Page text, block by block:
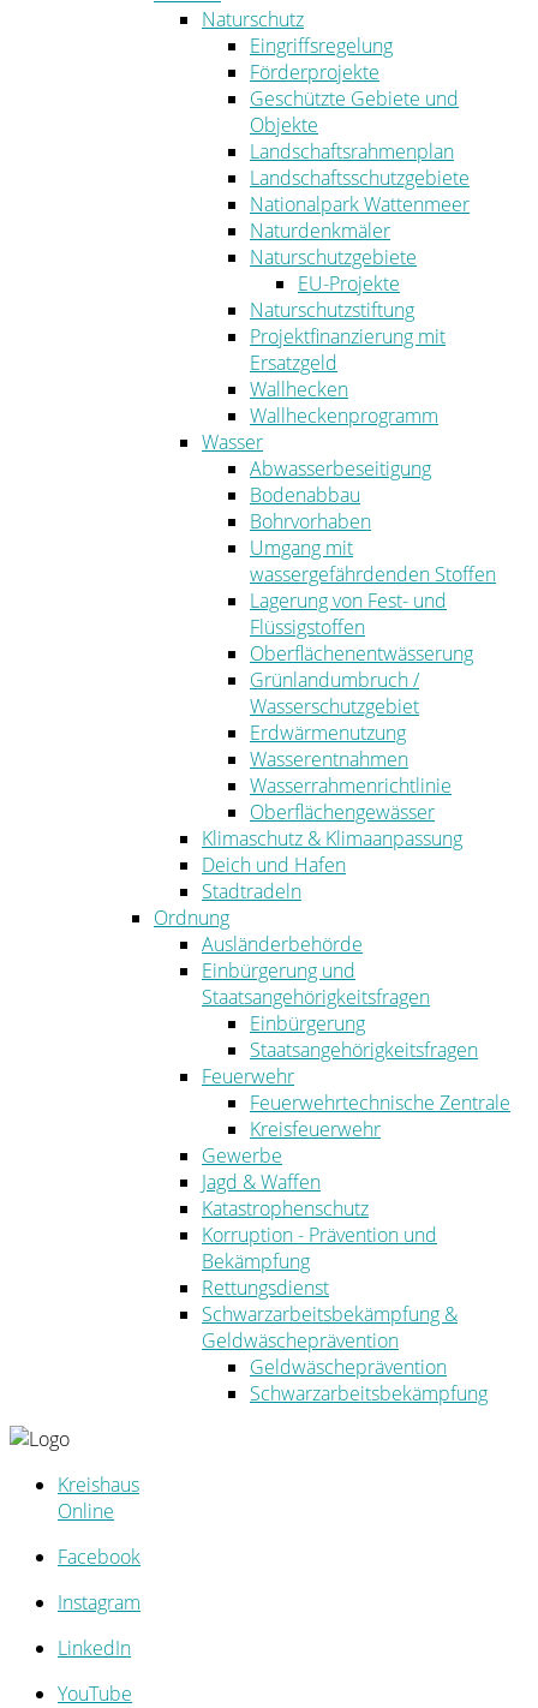
Naturschutz
Eingriffsregelung
Förderprojekte
Geschützte Gebiete und
Objekte
Landschaftsrahmenplan
Landschaftsschutzgebiete
Nationalpark Wattenmeer
Naturdenkmäler
Naturschutzgebiete
EU-Projekte
Naturschutzstiftung
Projektfinanzierung mit
Ersatzgeld
Wallhecken
Wallheckenprogramm
Wasser
Abwasserbeseitigung
Bodenabbau
Bohrvorhaben
Umgang mit
wassergefährdenden Stoffen
Lagerung von Fest- und
Flüssigstoffen
Oberflächenentwässerung
Grünlandumbruch /
Wasserschutzgebiet
Erdwärmenutzung
Wasserentnahmen
Wasserrahmenrichtlinie
Oberflächengewässer
Klimaschutz & Klimaanpassung
Deich und Hafen
Stadtradeln
Ordnung
Ausländerbehörde
Einbürgerung und
Staatsangehörigkeitsfragen
Einbürgerung
Staatsangehörigkeitsfragen
Feuerwehr
Feuerwehrtechnische Zentrale
Kreisfeuerwehr
Gewerbe
Jagd & Waffen
Katastrophenschutz
Korruption - Prävention und
Bekämpfung
Rettungsdienst
Schwarzarbeitsbekämpfung &
Geldwäscheprävention
Geldwäscheprävention
Schwarzarbeitsbekämpfung
Kreishaus
Online
Facebook
Instagram
LinkedIn
YouTube